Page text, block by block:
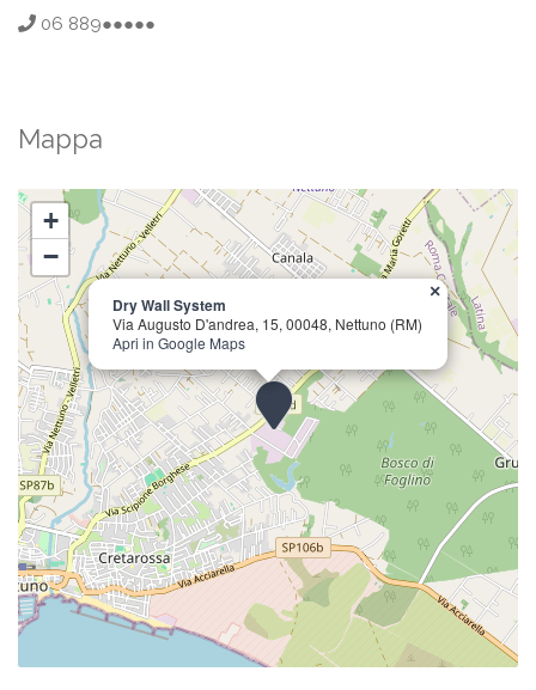
06 889●●●●●
Mappa
Dry Wall System
Via Augusto D'andrea, 15, 00048, Nettuno (RM)
Apri in Google Maps
×
+
−